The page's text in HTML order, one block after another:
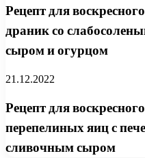
Рецепт для
драник со
сыром и огурцом
21.12.2022
Рецепт для
перепелиных яиц с
сливочным сыром